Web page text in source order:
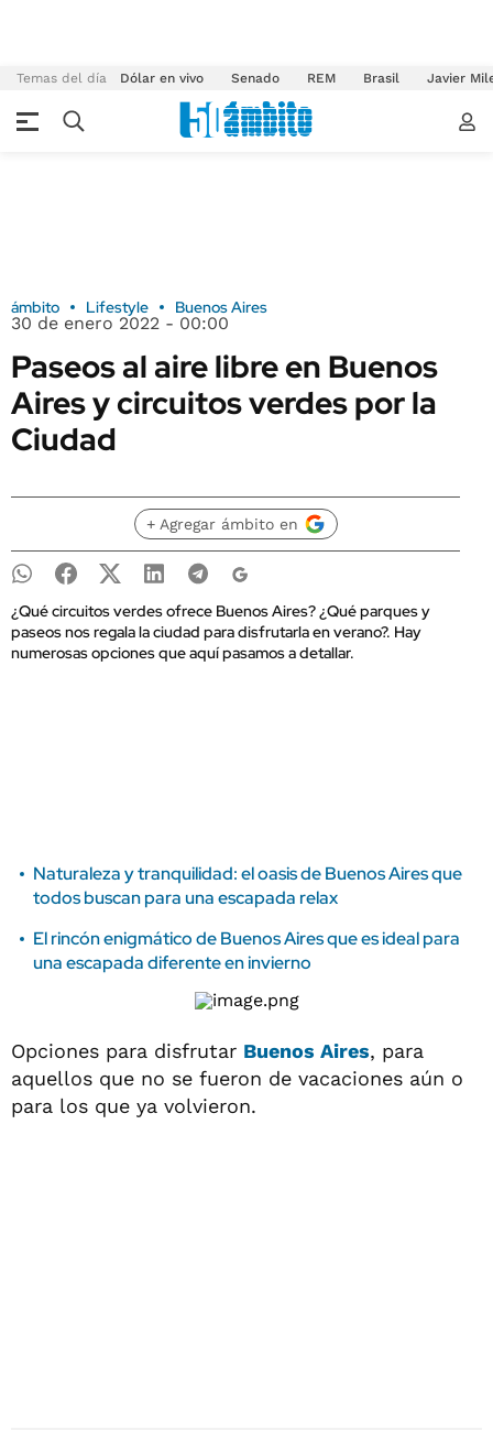
Temas del día Dólar en vivo Senado REM Brasil Javier
ámbito Lifestyle Buenos Aires
30 de enero 2022 - 00:00
Paseos al aire libre en Buenos
Aires y circuitos verdes por la
Ciudad
+ Agregar ámbito en
¿Qué circuitos verdes ofrece Buenos Aires? ¿Qué parques y
paseos nos regala la ciudad para disfrutarla en verano?. Hay
numerosas opciones que aquí pasamos a detallar.
Naturaleza y tranquilidad: el oasis de Buenos Aires que
todos buscan para una escapada relax
El rincón enigmático de Buenos Aires que es ideal para
una escapada diferente en invierno
Opciones para disfrutar Buenos Aires, para
aquellos que no se fueron de vacaciones aún o
para los que ya volvieron.